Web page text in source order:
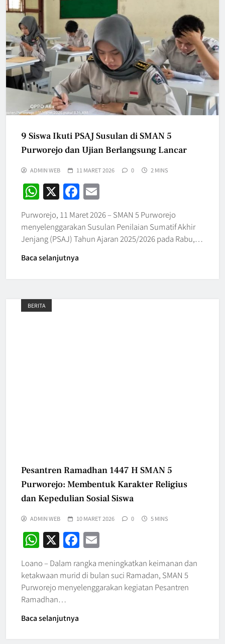
9 Siswa Ikuti PSAJ Susulan di SMAN 5
Purworejo dan Ujian Berlangsung Lancar
ADMIN WEB 11 MARET 2026 0 2 MINS
WhatsApp
X Facebook
Purworejo, 11 Maret 2026 – SMAN 5 Purworejo
menyelenggarakan Susulan Penilaian Sumatif Akhir
Jenjang (PSAJ) Tahun Ajaran 2025/2026 pada Rabu,…
Baca selanjutnya
BERITA
Pesantren Ramadhan 1447 H SMAN 5
Purworejo: Membentuk Karakter Religius
dan Kepedulian Sosial Siswa
ADMIN WEB 10 MARET 2026 0 5 MINS
WhatsApp
X Facebook
Loano – Dalam rangka meningkatkan keimanan dan
ketakwaan murid di bulan suci Ramadan, SMAN 5
Purworejo menyelenggarakan kegiatan Pesantren
Ramadhan…
Baca selanjutnya